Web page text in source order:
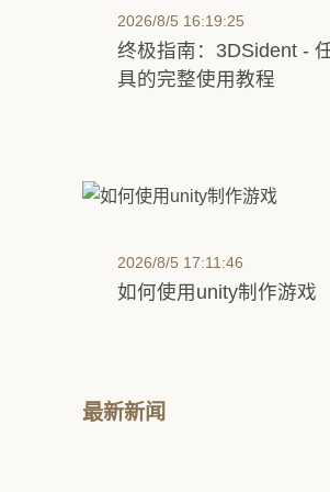
2026/8/5 16:19:25
终极指南：3DSident -
具的完整使用教程
2026/8/5 17:11:46
如何使用unity制作游戏
最新新闻